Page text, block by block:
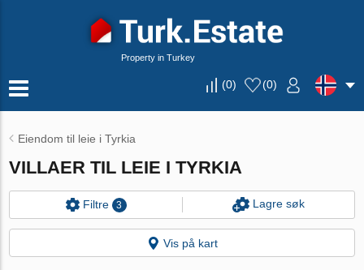
Property in Turkey
(0) (0)
Eiendom til leie i Tyrkia
VILLAER TIL LEIE I TYRKIA
Filtre 3 Lagre søk
Vis på kart